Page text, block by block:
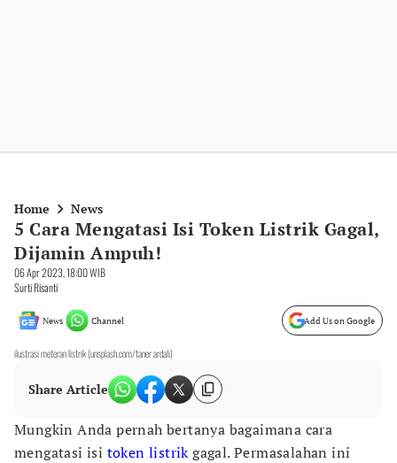
Home News
5 Cara Mengatasi Isi Token Listrik Gagal,
Dijamin Ampuh!
06 Apr 2023, 18:00 WIB
Surti Risanti
News Channel Add Us on Google
ilustrasi meteran listrik (unsplash.com/taner ardali)
Share Article
Mungkin Anda pernah bertanya bagaimana cara
mengatasi isi token listrikgagal. Permasalahan ini